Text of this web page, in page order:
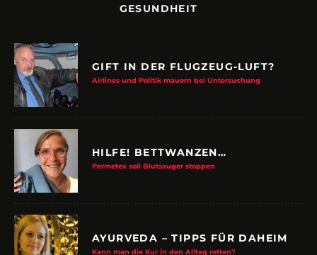
GESUNDHEIT
GIFT IN DER FLUGZEUG-LUFT?
Airlines und Politik mauern bei Untersuchung
HILFE! BETTWANZEN…
Permetex soll Blutsauger stoppen
AYURVEDA – TIPPS FÜR DAHEIM
Kann man die Kur in den Alltag retten?